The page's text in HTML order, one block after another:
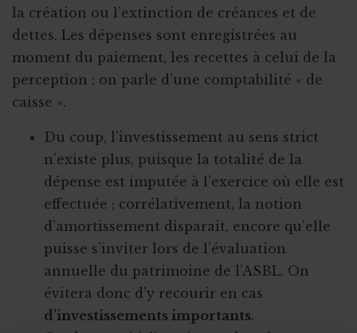
la création ou l’extinction de créances et de
dettes. Les dépenses sont enregistrées au
moment du paiement, les recettes à celui de la
perception : on parle d’une comptabilité « de
caisse ».
Du coup, l’investissement au sens strict
n’existe plus, puisque la totalité de la
dépense est imputée à l’exercice où elle est
effectuée ; corrélativement, la notion
d’amortissement disparait, encore qu’elle
puisse s’inviter lors de l’évaluation
annuelle du patrimoine de l’ASBL. On
évitera donc d’y recourir en cas
d’investissements importants.